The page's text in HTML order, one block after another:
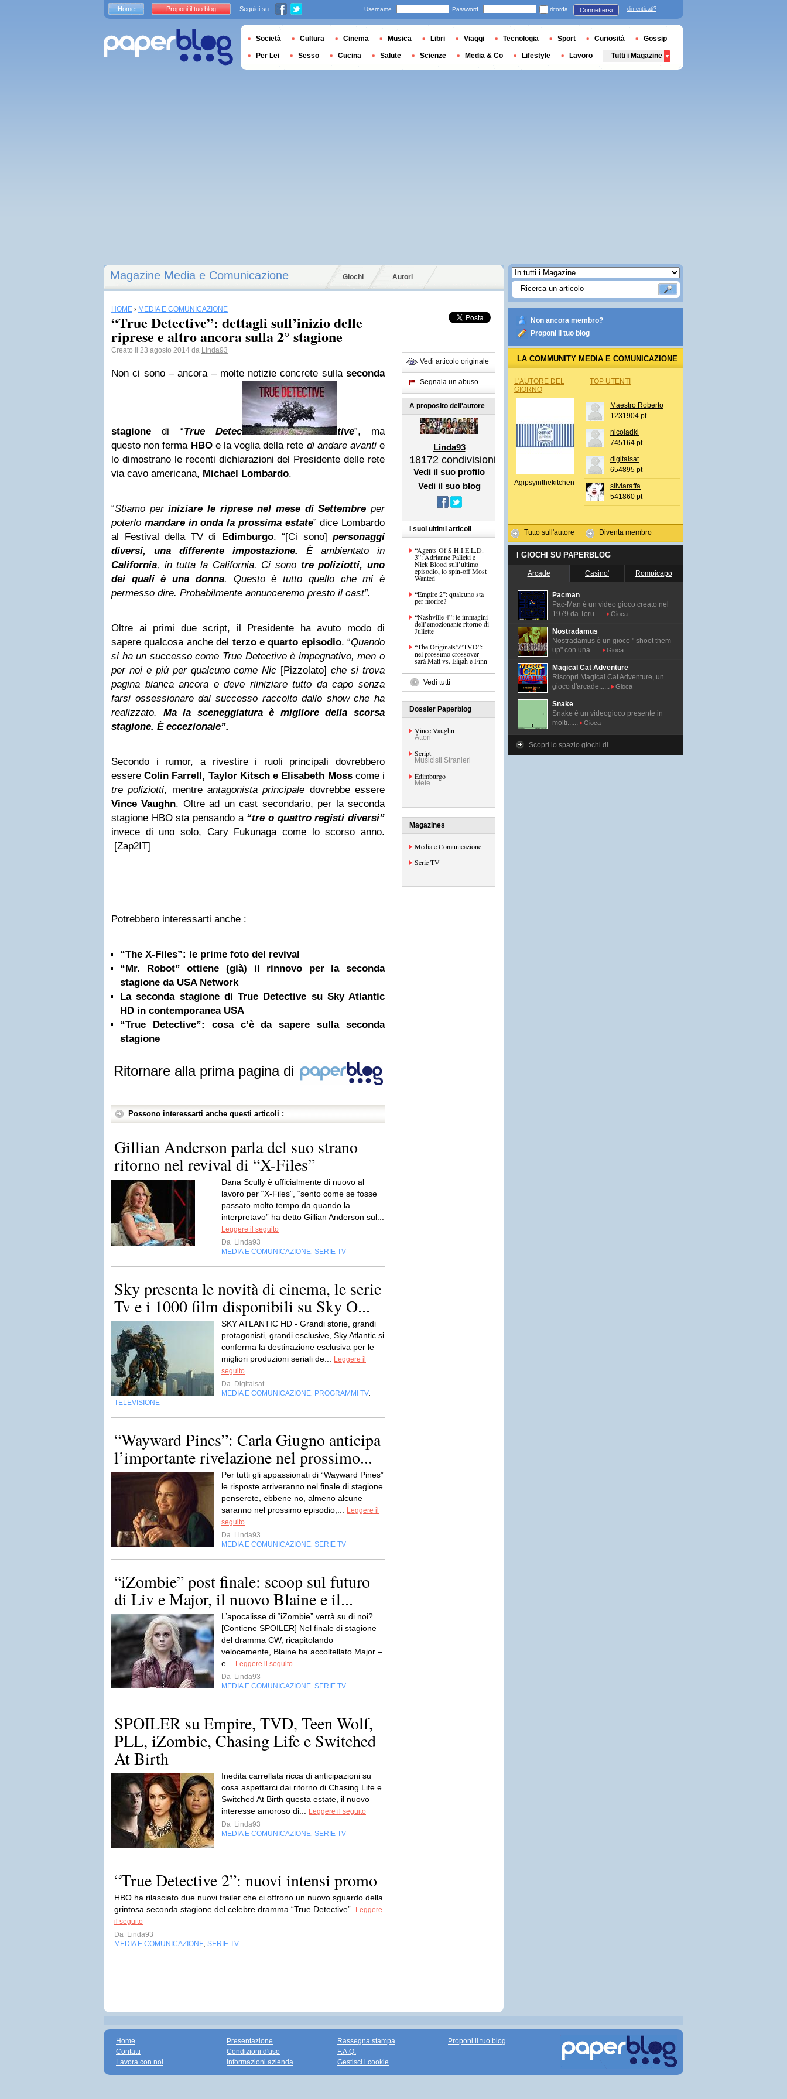
Magazine Media e Comunicazione Giochi Autori
HOME › MEDIA E COMUNICAZIONE
“True Detective”: dettagli sull’inizio delle
riprese e altro ancora sulla 2° stagione
Creato il 23 agosto 2014 da Linda93
Non ci sono – ancora – molte notizie concrete sulla seconda
stagione di “True Detec tive”, ma
questo non ferma HBOe la voglia della rete di andare avantie
lo dimostrano le recenti dichiarazioni del Presidente delle rete
via cavo americana, Michael Lombardo.
“Stiamo periniziare le riprese nel mese di Settembre per
poterlo mandare in onda la prossima estate” dice Lombardo
al Festival della TV di Edimburgo. “[Ci sono] personaggi
diversi, una differente impostazione. È ambientato in
California, in tutta la California. Ci sono tre poliziotti, uno
dei quali è una donna. Questo è tutto quello che mi è
permesso dire. Probabilmente annunceremo presto il cast”.
Oltre ai primi due script, il Presidente ha avuto modo di
sapere qualcosa anche del terzo e quarto episodio. “Quando
si ha un successo come True Detective è impegnativo, men o
per noi e più per qualcuno come Nic [Pizzolato]che si trova
pagina bianca ancora e deve riiniziare tutto da capo senza
farsi ossessionare dal successo raccolto dallo show che ha
realizzato. Ma la sceneggiatura è migliore della scorsa
stagione. È eccezionale”.
Secondo i rumor, a rivestire i ruoli principali dovrebbero
essereColin Farrell, Taylor Kitsch e Elisabeth Mosscome i
tre poliziotti, mentreantagonista principale dovrebbe essere
Vince Vaughn. Oltre ad un cast secondario, per la seconda
stagione HBO sta pensando a “tre o quattro registi diversi”
invece di uno solo, Cary Fukunaga come lo scorso anno.
[Zap2IT]
Potrebbero interessarti anche :
“The X-Files”: le prime foto del revival
“Mr. Robot” ottiene (già) il rinnovo per la seconda
stagione da USA Network
La seconda stagione di True Detective su Sky Atlantic
HD in contemporanea USA
“True Detective”: cosa c’è da sapere sulla seconda
stagione
Ritornare alla prima pagina di
Possono interessarti anche questi articoli :
Gillian Anderson parla del suo strano
ritorno nel revival di “X-Files”
Dana Scully è ufficialmente di nuovo al
lavoro per “X-Files”, “sento come se fosse
passato molto tempo da quando la
interpretavo” ha detto Gillian Anderson sul...
Leggere il seguito
Da Linda93
MEDIA E COMUNICAZIONE SERIE TV
Sky presenta le novità di cinema, le serie
Tv e i 1000 film disponibili su Sky O...
SKY ATLANTIC HD - Grandi storie, grandi
protagonisti, grandi esclusive, Sky Atlantic si
conferma la destinazione esclusiva per le
migliori produzioni seriali de...
Leggere il
seguito
Da Digitalsat
MEDIA E COMUNICAZIONE PROGRAMMI TV
TELEVISIONE
“Wayward Pines”: Carla Giugno anticipa
l’importante rivelazione nel prossimo...
Per tutti gli appassionati di “Wayward Pines”
le risposte arriveranno nel finale di stagione
penserete, ebbene no, almeno alcune
saranno nel prossimo episodio,...
Leggere il
seguito
Da Linda93
MEDIA E COMUNICAZIONE SERIE TV
“iZombie” post finale: scoop sul futuro
di Liv e Major, il nuovo Blaine e il...
L’apocalisse di “iZombie” verrà su di noi?
[Contiene SPOILER] Nel finale di stagione
del dramma CW, ricapitolando
velocemente, Blaine ha accoltellato Major –
e...
Leggere il seguito
Da Linda93
MEDIA E COMUNICAZIONE SERIE TV
SPOILER su Empire, TVD, Teen Wolf,
PLL, iZombie, Chasing Life e Switched
At Birth
Inedita carrellata ricca di anticipazioni su
cosa aspettarci dai ritorno di Chasing Life e
Switched At Birth questa estate, il nuovo
interesse amoroso di...
Leggere il seguito
Da Linda93
MEDIA E COMUNICAZIONE SERIE TV
“True Detective 2”: nuovi intensi promo
HBO ha rilasciato due nuovi trailer che ci offrono un nuovo sguardo della
grintosa seconda stagione del celebre dramma “True Detective”.
Leggere
il seguito
Da Linda93
MEDIA E COMUNICAZIONE SERIE TV
Vedi articolo originale
Segnala un abuso
A proposito dell'autore
Linda93
18172 condivisioni
Vedi il suo profilo
Vedi il suo blog
I suoi ultimi articoli
“Agents Of S.H.I.E.L.D.
3”: Adrianne Palicki e
Nick Blood sull’ultimo
episodio, lo spin-off Most
Wanted
“Empire 2”: qualcuno sta
per morire?
“Nashville 4”: le immagini
dell’emozionante ritorno di
Juliette
“The Originals”/“TVD”:
nel prossimo crossover
sarà Matt vs. Elijah e Finn
Vedi tutti
Dossier Paperblog
Vince Vaughn
Attori
Script
Musicisti Stranieri
Edimburgo
Mete
Magazines
Media e Comunicazione
Serie TV
Non ancora membro?
Proponi il tuo blog
LA COMMUNITY MEDIA E COMUNICAZIONE
L'AUTORE DEL
GIORNO
Agipsyinthekitchen
Tutto sull'autore
TOP UTENTI
Maestro Roberto
1231904 pt
nicoladki
745164 pt
digitalsat
654895 pt
silviaraffa
541860 pt
Diventa membro
I GIOCHI SU PAPERBLOG
Arcade Casino' Rompicapo
Pacman
Pac-Man é un video gioco creato nel
1979 da Toru......
Gioca
Nostradamus
Nostradamus è un gioco " shoot them
up" con una......
Gioca
Magical Cat Adventure
Riscopri Magical Cat Adventure, un
gioco d'arcade......
Gioca
Snake
Snake è un videogioco presente in
molti......
Gioca
Scopri lo spazio giochi di
Home Proponi il tuo blog Seguici su Username Password ricorda Connettersi dimenticati?
Società Cultura Cinema Musica Libri Viaggi Tecnologia Sport Curiosità Gossip
Per Lei Sesso Cucina Salute Scienze Media & Co Lifestyle Lavoro Tutti i Magazine
Home
Contatti
Lavora con noi
Presentazione
Condizioni d'uso
Informazioni azienda
Rassegna stampa
F.A.Q.
Gestisci i cookie
Proponi il tuo blog